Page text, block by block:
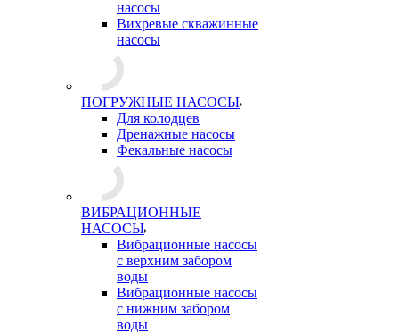
насосы
Вихревые скважинные
насосы
ПОГРУЖНЫЕ НАСОСЫ
Для колодцев
Дренажные насосы
Фекальные насосы
ВИБРАЦИОННЫЕ
НАСОСЫ
Вибрационные насосы
с верхним забором
воды
Вибрационные насосы
с нижним забором
воды